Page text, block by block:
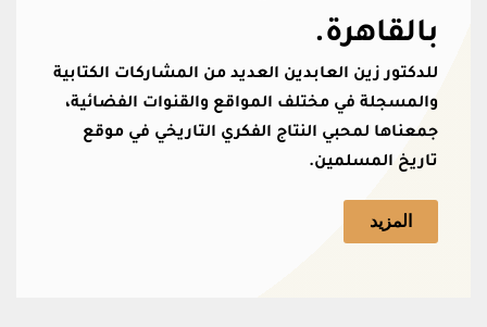
بالقاهرة.
للدكتور زين العابدين العديد من المشاركات الكتابية
والمسجلة في مختلف المواقع والقنوات الفضائية،
جمعناها لمحبي النتاج الفكري التاريخي في موقع
تاريخ المسلمين.
المزيد